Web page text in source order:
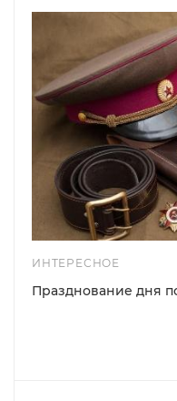
ИНТЕРЕСНОЕ
Празднование дня